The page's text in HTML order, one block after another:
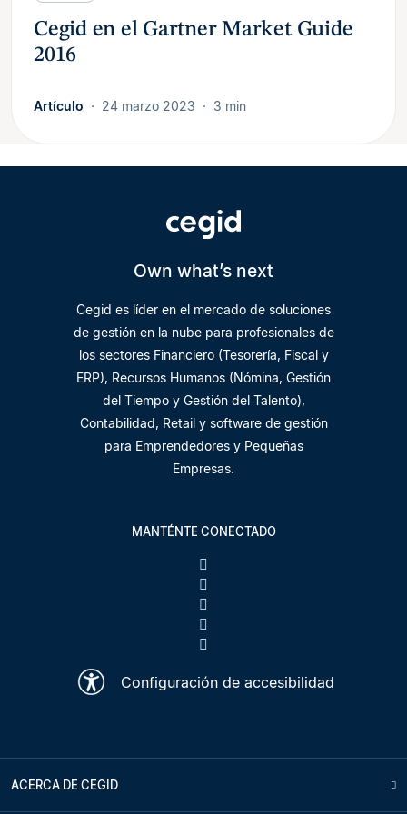
Cegid en el Gartner Market Guide
2016
Artículo 24 marzo 2023 3 min
Own what’s next
Cegid es líder en el mercado de soluciones
de gestión en la nube para profesionales de
los sectores Financiero (Tesorería, Fiscal y
ERP), Recursos Humanos (Nómina, Gestión
del Tiempo y Gestión del Talento),
Contabilidad, Retail y software de gestión
para Emprendedores y Pequeñas
Empresas.
MANTÉNTE CONECTADO
Configuración de accesibilidad
ACERCA DE CEGID